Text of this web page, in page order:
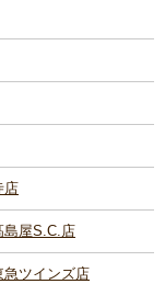
店
島屋S.C.店
ツインズ店